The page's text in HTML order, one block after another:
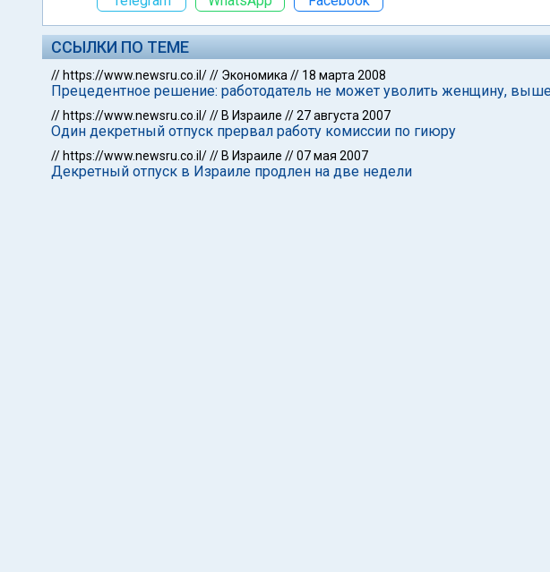
ССЫЛКИ ПО ТЕМЕ
// https://www.newsru.co.il/// Экономика // 18 марта 2008
Прецедентное решение: работодатель не может уволить женщину,
// https://www.newsru.co.il/// В Израиле //27 августа 2007
Один декретный отпуск прервал работу комиссии по гиюру
// https://www.newsru.co.il/// В Израиле //07 мая 2007
Декретный отпуск в Израиле продлен на две недели